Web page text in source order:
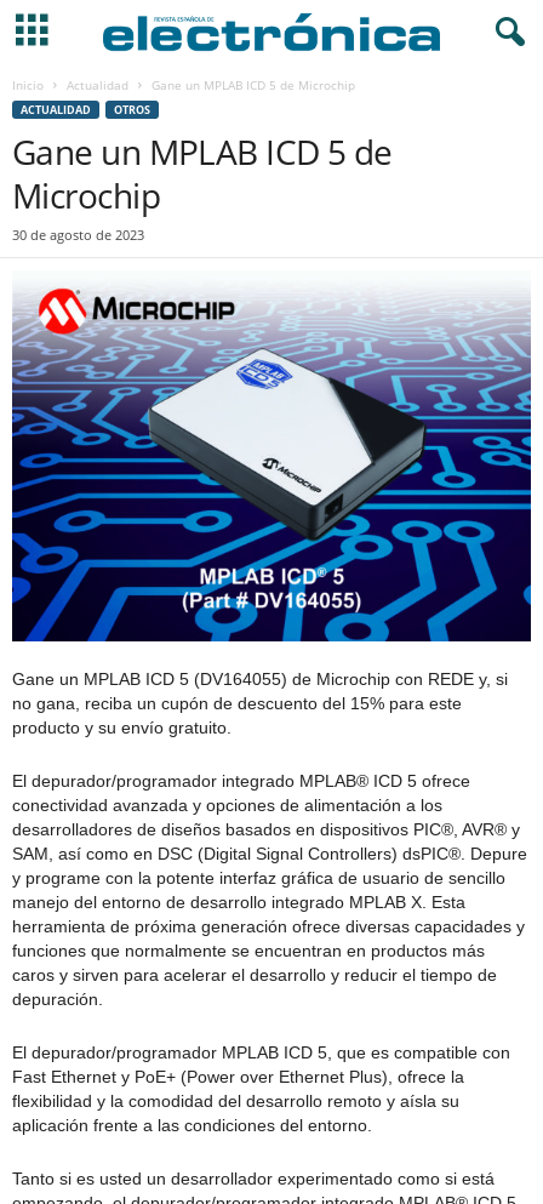
Inicio Actualidad Gane un MPLAB ICD 5 de Microchip
ACTUALIDAD OTROS
Gane un MPLAB ICD 5 de
Microchip
30 de agosto de 2023
Gane un MPLAB ICD 5 (DV164055) de Microchip con REDE y, si
no gana, reciba un cupón de descuento del 15% para este
producto y su envío gratuito.
El depurador/programador integrado MPLAB® ICD 5 ofrece
conectividad avanzada y opciones de alimentación a los
desarrolladores de diseños basados en dispositivos PIC®, AVR® y
SAM, así como en DSC (Digital Signal Controllers) dsPIC®. Depure
y programe con la potente interfaz gráfica de usuario de sencillo
manejo del entorno de desarrollo integrado MPLAB X. Esta
herramienta de próxima generación ofrece diversas capacidades y
funciones que normalmente se encuentran en productos más
caros y sirven para acelerar el desarrollo y reducir el tiempo de
depuración.
El depurador/programador MPLAB ICD 5, que es compatible con
Fast Ethernet y PoE+ (Power over Ethernet Plus), ofrece la
flexibilidad y la comodidad del desarrollo remoto y aísla su
aplicación frente a las condiciones del entorno.
Tanto si es usted un desarrollador experimentado como si está